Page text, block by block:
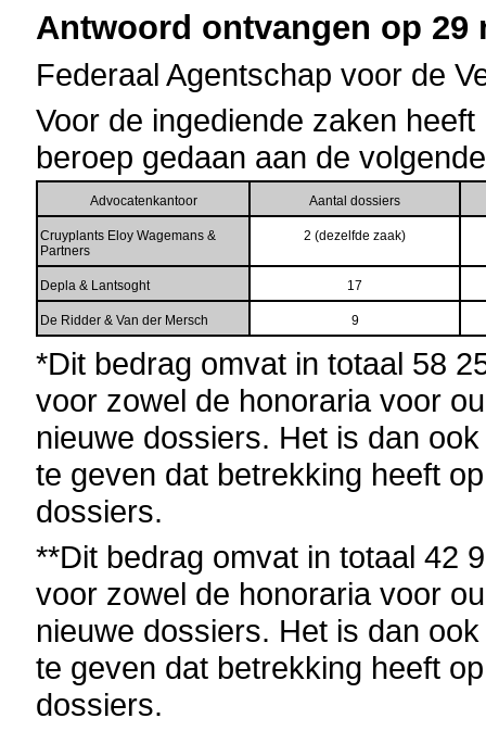
Antwoord ontvangen op 29
Federaal Agentschap voor de
Voor de ingediende zaken
beroep gedaan aan de
Advocatenkantoor Aantal dossiers
Cruyplants Eloy Wagemans &
Partners
2 (dezelfde zaak)
Depla & Lantsoght 17
De Ridder & Van der Mersch 9
*Dit bedrag omvat in totaal 58
voor zowel de honoraria voor
nieuwe dossiers. Het is dan
te geven dat betrekking heeft
dossiers.
**Dit bedrag omvat in totaal 42
voor zowel de honoraria voor
nieuwe dossiers. Het is dan
te geven dat betrekking heeft
dossiers.